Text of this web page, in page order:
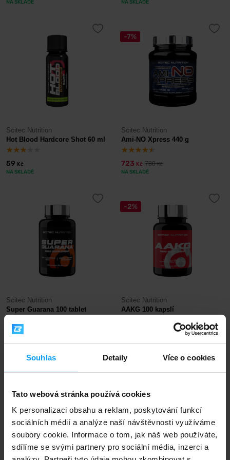
Souhlas Detaily Více o cookies
Tato webová stránka používá cookies
K personalizaci obsahu a reklam, poskytování funkcí
sociálních médií a analýze naší návštěvnosti využíváme
soubory cookie. Informace o tom, jak náš web používáte,
sdílíme se svými partnery pro sociální média, inzerci a
NA SKLADĚ NA SKLADĚ
Scitec Nutrition
Hot Blood Hardcore Shot 60 ml
59 Kč
NA SKLADĚ
-7%
Scitec Nutrition
Ami-NO Xpress 440 g
723 Kč 780Kč
NA SKLADĚ
Scitec Nutrition
Super Guarana 100 tablet
373Kč
-2%
Scitec Nutrition
AAKG 100 kapslí